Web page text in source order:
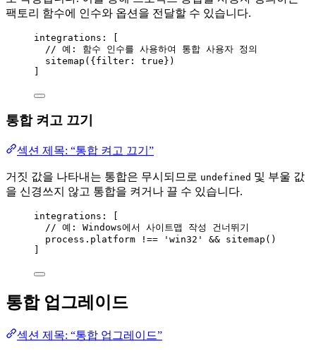
팩토리 함수에 인수와 옵션을 전달할 수 있습니다.
integrations: [
// 예: 함수 인수를 사용하여 통합 사용자 정의
sitemap ({filter: true})
]
통합 켜고 끄기
섹션 제목: “통합 켜고 끄기”
거짓 값을 나타내는 통합은 무시되므로 undefined 및 부울 값
을 신경쓰지 않고 통합을 켜거나 끌 수 있습니다.
integrations: [
// 예: Windows에서 사이트맵 작성 건너뛰기
process . platform !== ' win32 ' && sitemap ()
통합 업그레이드
섹션 제목: “통합 업그레이드”